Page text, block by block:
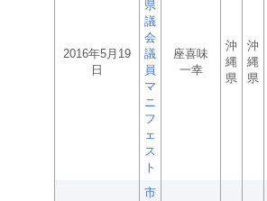
2016年5月19
日
県
議
会
議
員
マ
ニ
フ
ェ
ス
ト
座喜味
一幸
沖
縄
県
沖
縄
県
市